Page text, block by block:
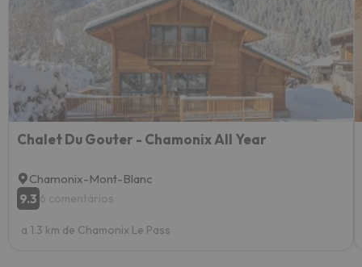
Chalet Du Gouter - Chamonix All Year
Chamonix-Mont-Blanc
9.3 6 comentários
a 1.3 km de Chamonix Le Pass